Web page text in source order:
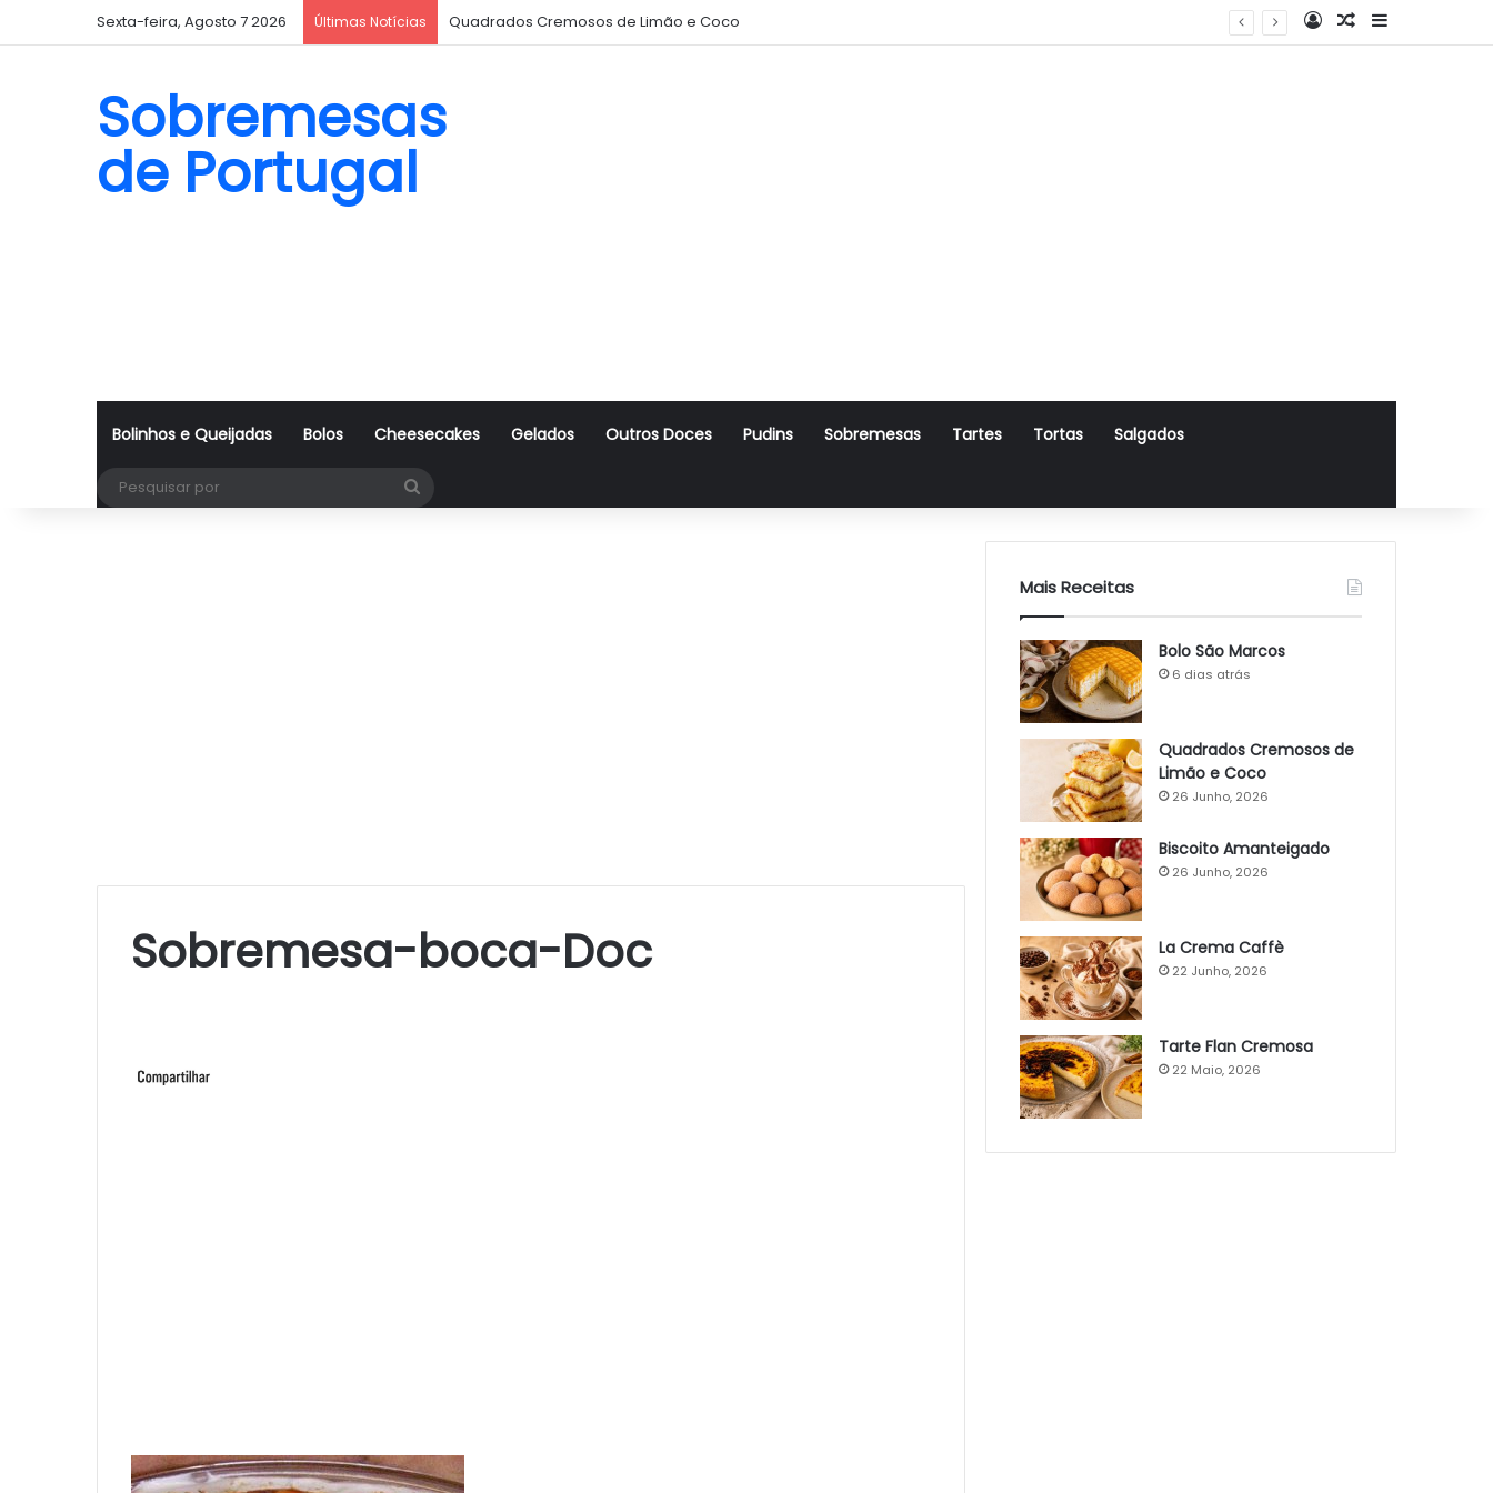
Sexta-feira, Agosto 7 2026 Últimas Notícias Quadrados Cremosos de Limão e Coco Log InArtigo Aleatório
Sidebar
Sobremesas
de Portugal
Bolinhos e Queijadas Bolos Cheesecakes Gelados Outros Doces Pudins Sobremesas Tartes Tortas Salgados
Sobremesa-boca-Doc
Mais Receitas
Bolo São Marcos
6 dias atrás
Quadrados Cremosos de
Limão e Coco
26 Junho, 2026
Biscoito Amanteigado
26 Junho, 2026
La Crema Caffè
22 Junho, 2026
Tarte Flan Cremosa
22 Maio, 2026